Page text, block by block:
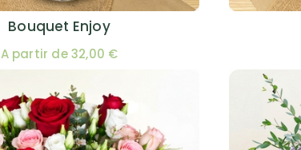
Partenaire 123fleurs
Bouquet Enjoy
A partir de 32,00 €